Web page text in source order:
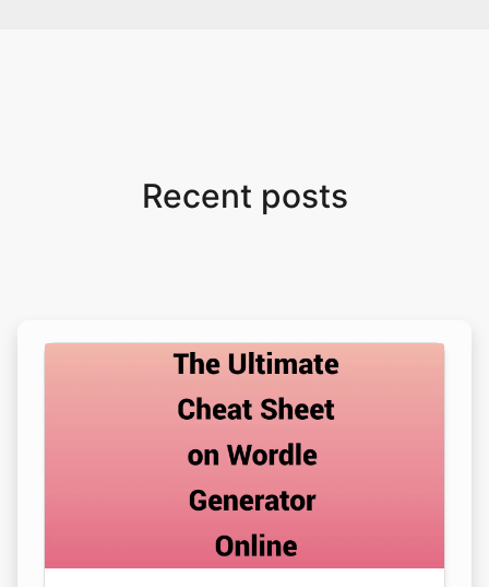
Recent posts